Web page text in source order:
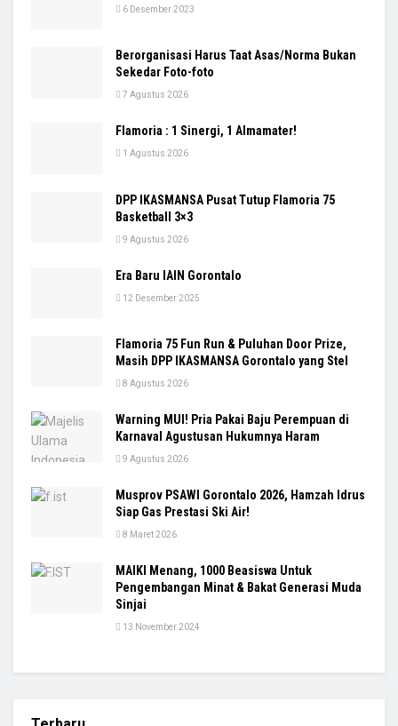
6 Desember 2023
Berorganisasi Harus Taat Asas/Norma Bukan
Sekedar Foto-foto
7 Agustus 2026
Flamoria : 1 Sinergi, 1 Almamater!
1 Agustus 2026
DPP IKASMANSA Pusat Tutup Flamoria 75
Basketball 3×3
9 Agustus 2026
Era Baru IAIN Gorontalo
12 Desember 2025
Flamoria 75 Fun Run & Puluhan Door Prize,
Masih DPP IKASMANSA Gorontalo yang Stel
8 Agustus 2026
Warning MUI! Pria Pakai Baju Perempuan di
Karnaval Agustusan Hukumnya Haram
9 Agustus 2026
Musprov PSAWI Gorontalo 2026, Hamzah Idrus
Siap Gas Prestasi Ski Air!
8 Maret 2026
MAIKI Menang, 1000 Beasiswa Untuk
Pengembangan Minat & Bakat Generasi Muda
Sinjai
13 November 2024